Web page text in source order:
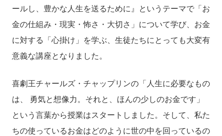
ールし、豊かな人生を送るために』というテーマで「お
金の仕組み・現実・怖さ・大切さ」について学び、お金
に対する「心掛け」を学ぶ、生徒たちにとっても大変有
意義な講座となりました。
喜劇王チャールズ・チャップリンの「人生に必要なもの
は、 勇気と想像力。それと、ほんの少しのお金です」
という言葉から授業はスタートしました。そして、私た
ちの使っているお金はどのように世の中を回っているの